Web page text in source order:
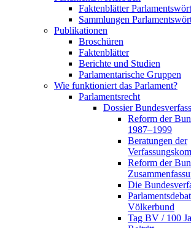
Faktenblätter
Sammlungen
Publikationen
Broschüren
Faktenblätter
Berichte und Studien
Parlamentarische Gruppen
Wie funktioniert das Parlament?
Parlamentsrecht
Dossier
Reform der
1987–1999
Beratungen der
Reform der
Die
Völkerbund
Tag BV / 100